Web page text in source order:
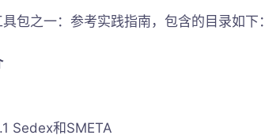
包之一：参考实践指南，包含的目录如下：
Sedex和SMETA